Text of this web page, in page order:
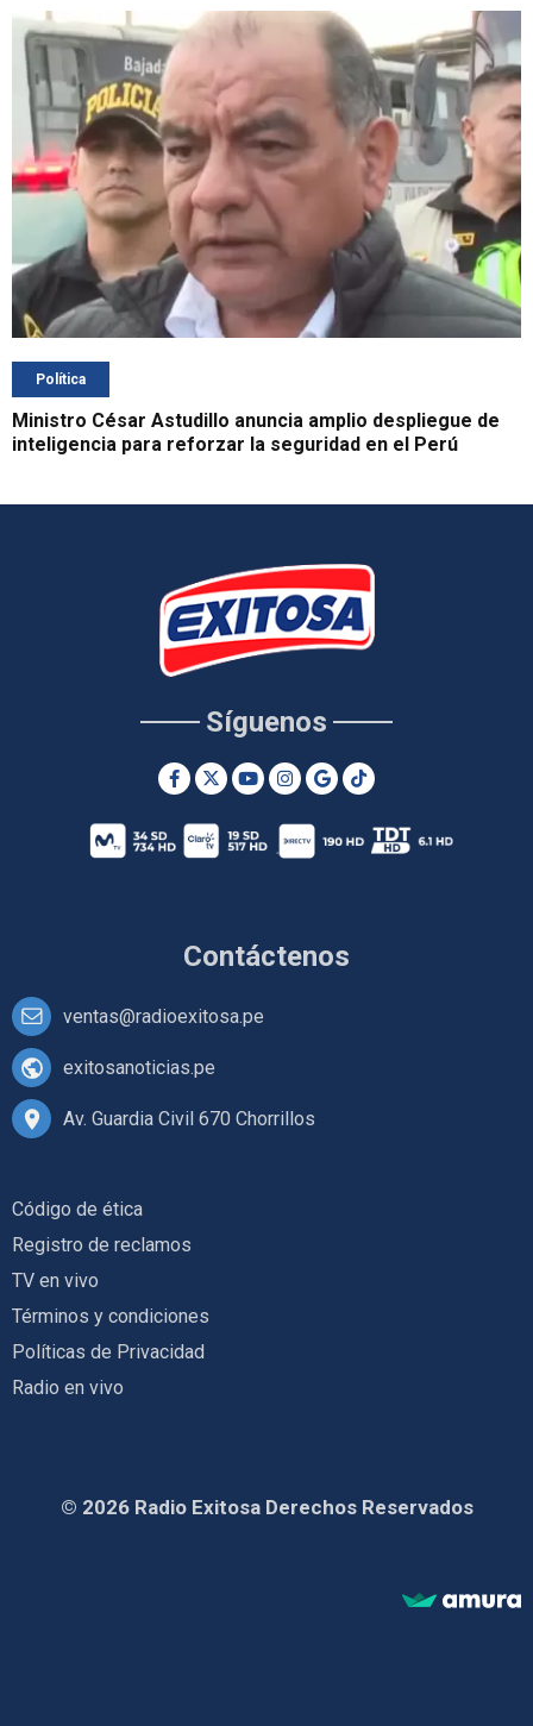
Política
Ministro César Astudillo anuncia amplio despliegue de
inteligencia para reforzar la seguridad en el Perú
Contáctenos
ventas@radioexitosa.pe
exitosanoticias.pe
Av. Guardia Civil 670 Chorrillos
Síguenos
Código de ética
Registro de reclamos
TV en vivo
Términos y condiciones
Políticas de Privacidad
Radio en vivo
© 2026 Radio Exitosa Derechos Reservados